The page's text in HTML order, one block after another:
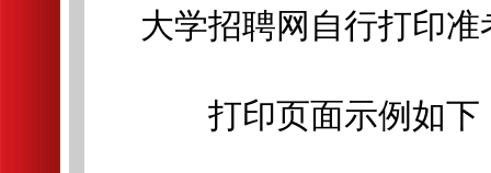
大学招聘网自行打印
打印页面示例如下